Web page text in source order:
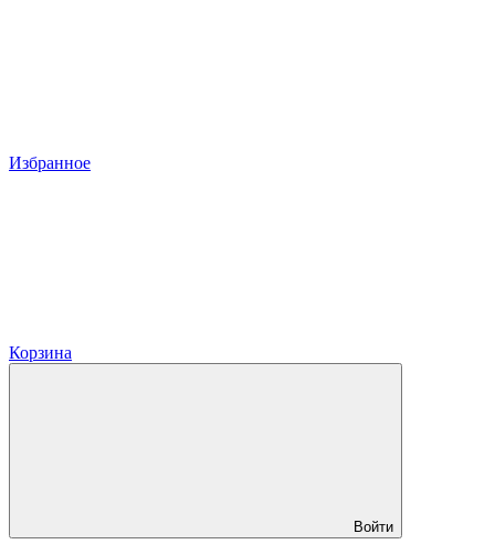
Избранное
Корзина
Войти